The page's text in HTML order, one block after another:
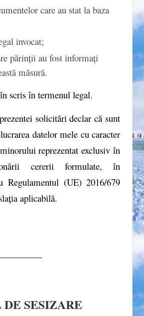
care au stat la baza
invocat;
părinții au fost informați
măsură.
scris în termenul legal.
solicitări declar că sunt
datelor mele cu caracter
reprezentat exclusiv în
cererii formulate, în
Regulamentul (UE) 2016/679
aplicabilă.
SESIZARE